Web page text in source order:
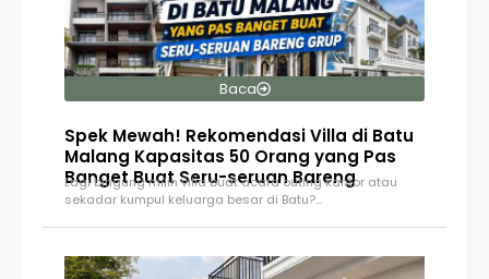
Baca
Spek Mewah! Rekomendasi Villa di Batu
Malang Kapasitas 50 Orang yang Pas
Banget Buat Seru-seruan Bareng
Lagi bingung milih villa buat acara outing kantor atau
sekadar kumpul keluarga besar di Batu?…